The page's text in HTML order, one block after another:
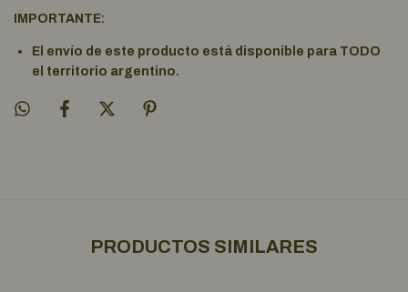
IMPORTANTE:
El envío de este producto está disponible para TODO
el territorio argentino.
PRODUCTOS SIMILARES